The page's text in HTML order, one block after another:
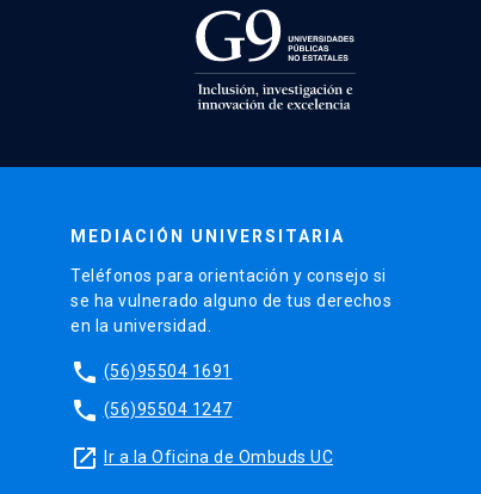
MEDIACIÓN UNIVERSITARIA
Teléfonos para orientación y consejo si
se ha vulnerado alguno de tus derechos
en la universidad.
phone (56)95504 1691
phone (56)95504 1247
launch Ir a la Oficina de Ombuds UC